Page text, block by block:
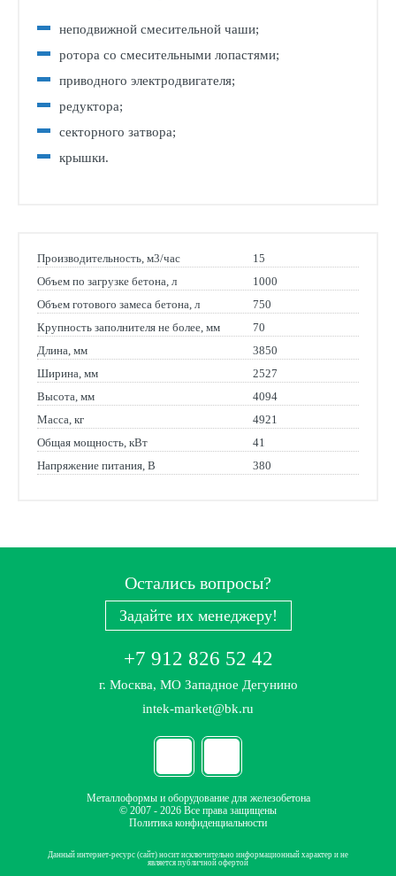
неподвижной смесительной чаши;
ротора со смесительными лопастями;
приводного электродвигателя;
редуктора;
секторного затвора;
крышки.
Производительность, м3/час
15
Объем по загрузке бетона, л
1000
Объем готового замеса бетона, л
750
Крупность заполнителя не более, мм
70
Длина, мм
3850
Ширина, мм
2527
Высота, мм
4094
Масса, кг
4921
Общая мощность, кВт
41
Напряжение питания, В
380
Остались вопросы?
Задайте их менеджеру!
+7 912 826 52 42
г. Москва, МО Западное Дегунино
intek-market@bk.ru
Металлоформы и оборудование для железобетона
© 2007 - 2026 Все права защищены
Политика конфиденциальности
Данный интернет-ресурс (сайт) носит исключительно информационный характер и не
является публичной офертой